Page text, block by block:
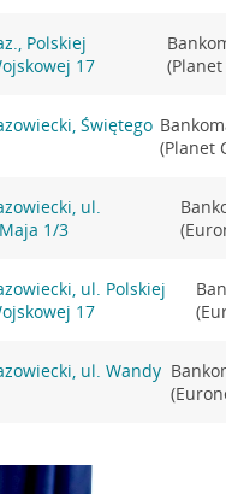
Polskiej
17
Świętego
(Planet
ul.
1/3
ul. Polskiej
17
ul. Wandy